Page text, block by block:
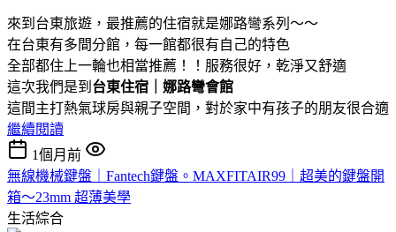
來到台東旅遊，最推薦的住宿就是娜路彎系列～～
在台東有多間分館，每一館都很有自己的特色
全部都住上一輪也相當推薦！！服務很好，乾淨又舒適
這次我們是到 台東住宿｜娜路彎會館
這間主打熱氣球房與親子空間，對於家中有孩子的朋友很合適
繼續閱讀
1個月前
無線機械鍵盤｜Fantech鍵盤。MAXFITAIR99｜超美的鍵盤開
箱～23mm 超薄美學
生活綜合